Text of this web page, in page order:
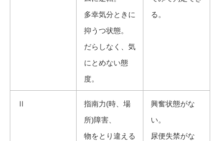
多幸気分ときに
抑うつ状態。
だらしなく、気
にとめない態
度。
る。
Ⅱ
指南力(時、場
所)障害、
物をとり違える
興奮状態がな
い。
尿便失禁がな